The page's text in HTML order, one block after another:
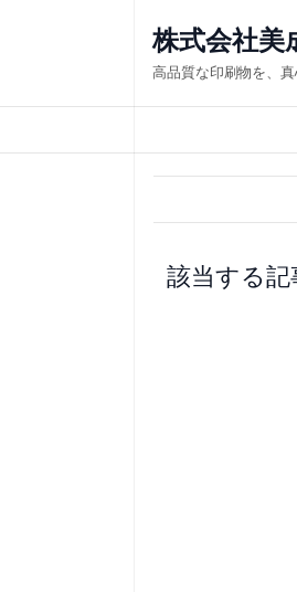
ス
キ
株式会社美
高品質な印刷物を、
該当する記